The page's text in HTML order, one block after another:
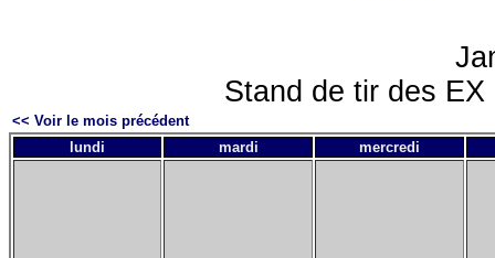
Stand de tir des
<< Voir le mois précédent
lundi
mardi mercredi